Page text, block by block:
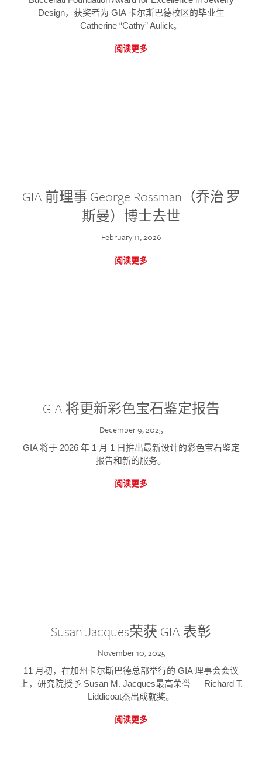
Design，获奖者为 GIA 卡尔斯巴德校区的毕业生
Catherine “Cathy” Aulick。
阅读更多
GIA 前理事 George Rossman（乔治·罗
斯曼）博士去世
February 11, 2026
阅读更多
GIA 将更新彩色宝石鉴定报告
December 9, 2025
GIA 将于 2026 年 1 月 1 日推出最新设计的彩色宝石鉴定
报告和新的服务。
阅读更多
Susan Jacques荣获 GIA 表彰
November 10, 2025
11 月初，在加州卡尔斯巴德总部举行的 GIA 理事会会议
上，研究院授予 Susan M. Jacques最高荣誉 — Richard T.
Liddicoat杰出成就奖。
阅读更多